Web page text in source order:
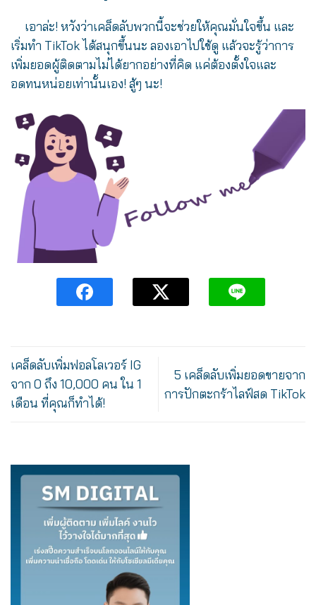
เอาล่ะ! หวังว่าเคล็ดลับพวกนี้จะช่วยให้คุณมั่นใจขึ้น และ
เริ่มทำ TikTok ได้สนุกขึ้นนะ ลองเอาไปใช้ดู แล้วจะรู้ว่าการ
เพิ่มยอดผู้ติดตามไม่ได้ยากอย่างที่คิด แค่ต้องตั้งใจและ
อดทนหน่อยเท่านั้นเอง! สู้ๆ นะ!
เคล็ดลับเพิ่มฟอลโลเวอร์ IG
จาก 0 ถึง 10,000 คน ใน 1
เดือน ที่คุณก็ทำได้!
5 เคล็ดลับเพิ่มยอดขายจาก
การปักตะกร้าไลฟ์สด TikTok